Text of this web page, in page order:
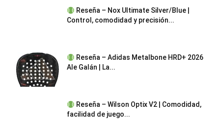
Reseña – Nox Ultimate Silver/Blue |
Control, comodidad y precisión...
Reseña – Adidas Metalbone HRD+ 2026
Ale Galán | La...
Reseña – Wilson Optix V2 | Comodidad,
facilidad de juego...